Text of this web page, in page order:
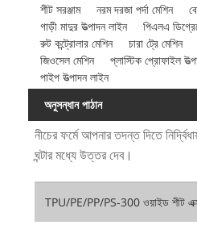
শীট সরঞ্জাম
নরম দরজা পর্দা মেশিন
গাড়ী মাদুর উত্পাদন লাইন
পিএলএ
রুট কন্ট্রোলার মেশিন
চারা ট্রে মেশিন
জিওসেল মেশিন
প্লাস্টিক প্রোফাইল
পাইপ উত্পাদন লাইন
অনুসন্ধান পাঠান
নীচের ফর্মে আপনার তদন্ত দিতে
ঘন্টার মধ্যে উত্তর দেব।